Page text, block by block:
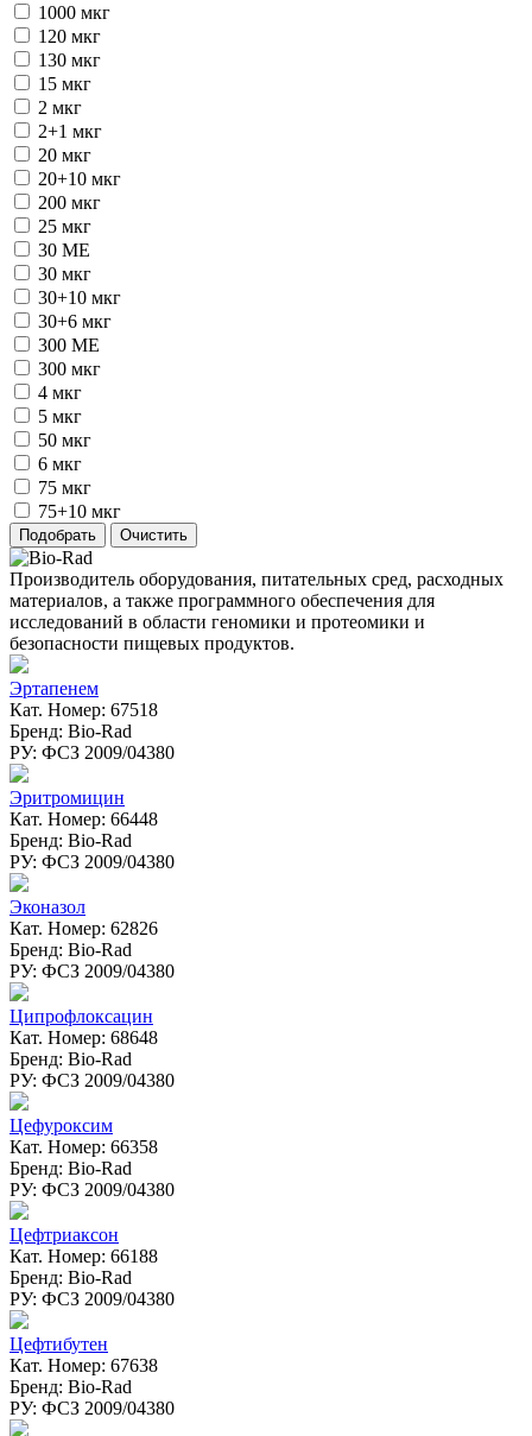
1000 мкг
120 мкг
130 мкг
15 мкг
2 мкг
2+1 мкг
20 мкг
20+10 мкг
200 мкг
25 мкг
30 ME
30 мкг
30+10 мкг
30+6 мкг
300 ME
300 мкг
4 мкг
5 мкг
50 мкг
6 мкг
75 мкг
75+10 мкг
Производитель оборудования, питательных сред, расходных
материалов, а также программного обеспечения для
исследований в области геномики и протеомики и
безопасности пищевых продуктов.
Эртапенем
Кат. Номер: 67518
Бренд: Bio-Rad
РУ: ФСЗ 2009/04380
Эритромицин
Кат. Номер: 66448
Бренд: Bio-Rad
РУ: ФСЗ 2009/04380
Эконазол
Кат. Номер: 62826
Бренд: Bio-Rad
РУ: ФСЗ 2009/04380
Ципрофлоксацин
Кат. Номер: 68648
Бренд: Bio-Rad
РУ: ФСЗ 2009/04380
Цефуроксим
Кат. Номер: 66358
Бренд: Bio-Rad
РУ: ФСЗ 2009/04380
Цефтриаксон
Кат. Номер: 66188
Бренд: Bio-Rad
РУ: ФСЗ 2009/04380
Цефтибутен
Кат. Номер: 67638
Бренд: Bio-Rad
РУ: ФСЗ 2009/04380